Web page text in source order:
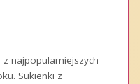
najpopularniejszych
Sukienki z